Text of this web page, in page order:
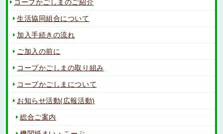
コープかごしまのご紹介
生活協同組合について
加入手続きの流れ
ご加入の前に
コープかごしまの取り組み
コープかごしまについて
お知らせ活動(広報活動)
総合ご案内